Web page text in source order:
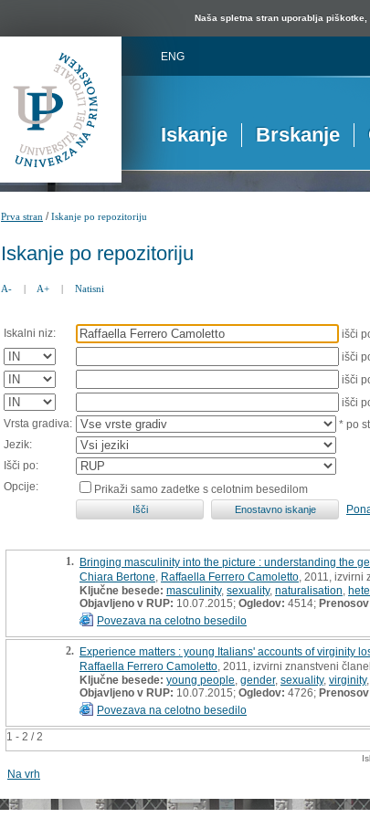
Naša spletna stran uporablja
ENG
Iskanje Brskanje
Prva stran /Iskanje po repozitoriju
Iskanje po repozitoriju
A- | A+ | Natisni
Iskalni niz:
išči
išči
išči
išči
Vrsta gradiva:
* po
Jezik:
Išči po:
Opcije:
Prikaži samo zadetke s celotnim besedilom
1 - 2 / 2
1. Bringing masculinity into the picture : understanding the
Chiara Bertone Raffaella Ferrero Camoletto , 2011,
Ključne besede: masculinity, sexuality, naturalisation
Objavljeno v RUP: 10.07.2015; Ogledov: 4514;
Povezava na celotno besedilo
2. Experience matters : young Italians' accounts of virginity
Raffaella Ferrero Camoletto , 2011, izvirni znanstveni
Ključne besede: young people gender, sexuality, virginity,
Objavljeno v RUP: 10.07.2015; Ogledov: 4726;
Povezava na celotno besedilo
Na vrh